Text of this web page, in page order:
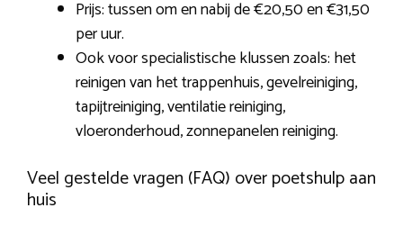
Prijs: tussen om en nabij de €20,50 en €31,50
per uur.
Ook voor specialistische klussen zoals: het
reinigen van het trappenhuis, gevelreiniging,
tapijtreiniging, ventilatie reiniging,
vloeronderhoud, zonnepanelen reiniging.
Veel gestelde vragen (FAQ) over poetshulp aan
huis